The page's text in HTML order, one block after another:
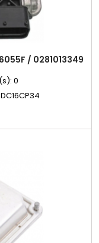
/ 0281013349
0